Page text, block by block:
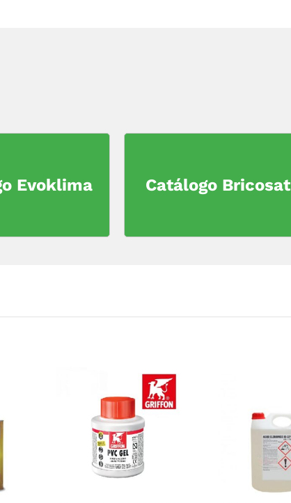
Evoklima Catálogo Bricosat